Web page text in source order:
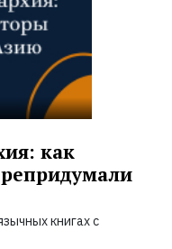
как
книгах с